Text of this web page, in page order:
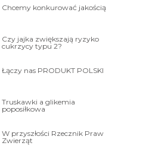
Chcemy konkurować jakością
Czy jajka zwiększają ryzyko
cukrzycy typu 2?
Łączy nas PRODUKT POLSKI
Truskawki a glikemia
poposiłkowa
W przyszłości Rzecznik Praw
Zwierząt